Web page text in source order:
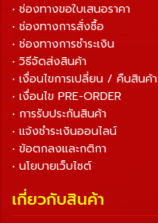
• ช่องทางขอใบเสนอราคา
• ช่องทางการสั่งซื้อ
• ช่องทางการชำระเงิน
• วิธีจัดส่งสินค้า
• เงื่อนไขการเปลี่ยน / คืนสินค้า
• เงื่อนไข PRE-ORDER
• การรับประกันสินค้า
• แจ้งชำระเงินออนไลน์
• ข้อตกลงและกติกา
• นโยบายเว็บไซต์
เกี่ยวกับสินค้า